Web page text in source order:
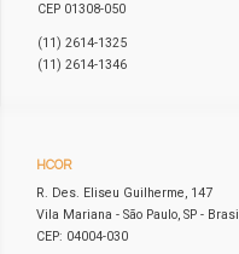
CEP 01308-050
(11) 2614-1325
(11) 2614-1346
HCOR
R. Des. Eliseu Guilherme, 147
Vila Mariana - São Paulo, SP - Brasil
CEP: 04004-030